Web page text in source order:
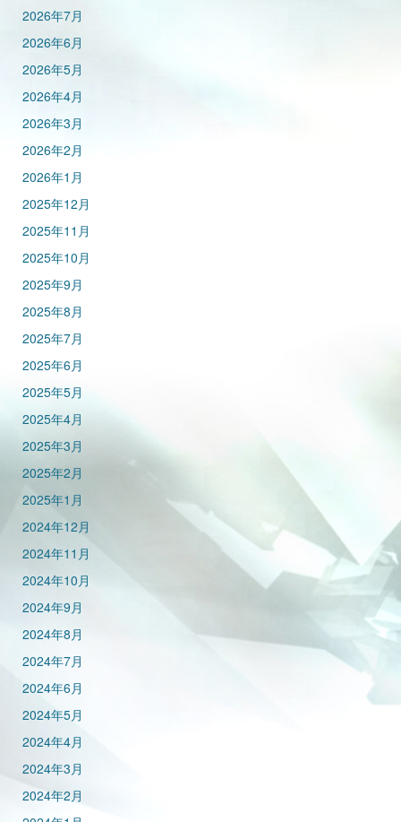
2026年7月
2026年6月
2026年5月
2026年4月
2026年3月
2026年2月
2026年1月
2025年12月
2025年11月
2025年10月
2025年9月
2025年8月
2025年7月
2025年6月
2025年5月
2025年4月
2025年3月
2025年2月
2025年1月
2024年12月
2024年11月
2024年10月
2024年9月
2024年8月
2024年7月
2024年6月
2024年5月
2024年4月
2024年3月
2024年2月